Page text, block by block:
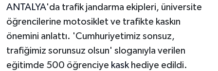
ANTALYA'da trafik jandarma ekipleri, üniversite
öğrencilerine motosiklet ve trafikte kaskın
önemini anlattı. 'Cumhuriyetimiz sonsuz,
trafiğimiz sorunsuz olsun' sloganıyla verilen
eğitimde 500 öğrenciye kaskhediye edildi.